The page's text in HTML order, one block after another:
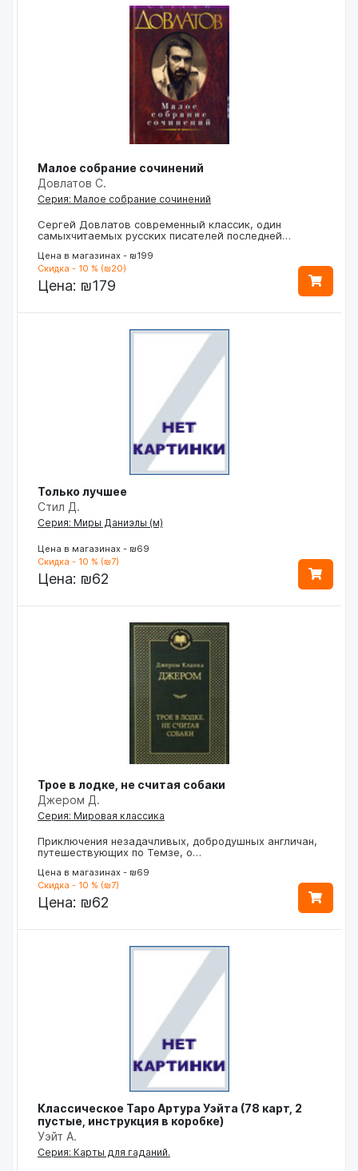
Малое собрание сочинений
Довлатов С.
Серия: Малое собрание сочинений
Сергей Довлатов современный классик, один
самыхчитаемых русских писателей последней…
Цена в магазинах - ₪199
Скидка - 10 % (₪20)
Цена: ₪179
Только лучшее
Стил Д.
Серия: Миры Даниэлы (м)
Цена в магазинах - ₪69
Скидка - 10 % (₪7)
Цена: ₪62
Трое в лодке, не считая собаки
Джером Д.
Серия: Мировая классика
Приключения незадачливых, добродушных англичан,
путешествующих по Темзе, о…
Цена в магазинах - ₪69
Скидка - 10 % (₪7)
Цена: ₪62
Классическое Таро Артура Уэйта (78 карт, 2
пустые, инструкция в коробке)
Уэйт А.
Серия: Карты для гаданий.